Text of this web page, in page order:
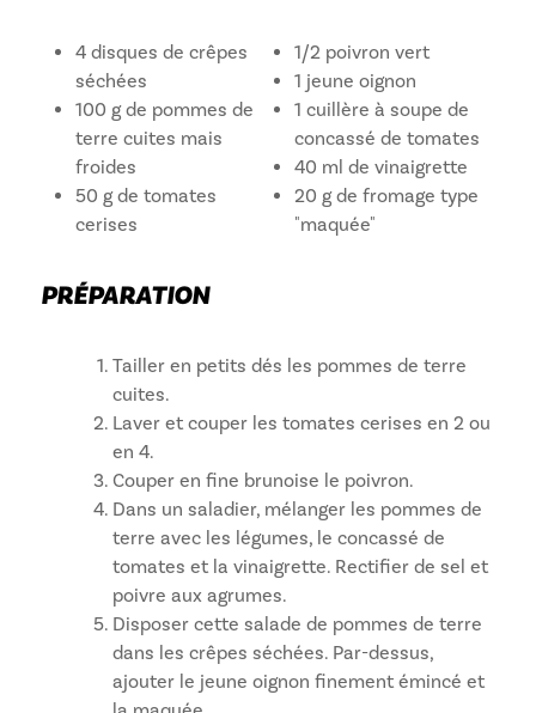
4 disques de crêpes
séchées
100 g de pommes de
terre cuites mais
froides
50 g de tomates
cerises
1/2 poivron vert
1 jeune oignon
1 cuillère à soupe de
concassé de tomates
40 ml de vinaigrette
20 g de fromage type
"maquée"
PRÉPARATION
Tailler en petits dés les pommes de terre
cuites.
Laver et couper les tomates cerises en 2 ou
en 4.
Couper en fine brunoise le poivron.
Dans un saladier, mélanger les pommes de
terre avec les légumes, le concassé de
tomates et la vinaigrette. Rectifier de sel et
poivre aux agrumes.
Disposer cette salade de pommes de terre
dans les crêpes séchées. Par-dessus,
ajouter le jeune oignon finement émincé et